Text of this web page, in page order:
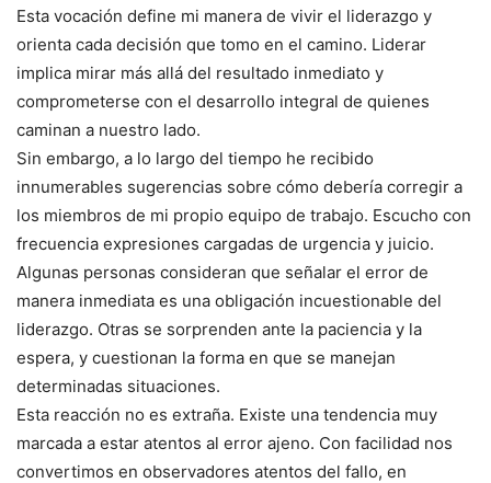
Esta vocación define mi manera de vivir el liderazgo y
orienta cada decisión que tomo en el camino. Liderar
implica mirar más allá del resultado inmediato y
comprometerse con el desarrollo integral de quienes
caminan a nuestro lado.
Sin embargo, a lo largo del tiempo he recibido
innumerables sugerencias sobre cómo debería corregir a
los miembros de mi propio equipo de trabajo. Escucho con
frecuencia expresiones cargadas de urgencia y juicio.
Algunas personas consideran que señalar el error de
manera inmediata es una obligación incuestionable del
liderazgo. Otras se sorprenden ante la paciencia y la
espera, y cuestionan la forma en que se manejan
determinadas situaciones.
Esta reacción no es extraña. Existe una tendencia muy
marcada a estar atentos al error ajeno. Con facilidad nos
convertimos en observadores atentos del fallo, en